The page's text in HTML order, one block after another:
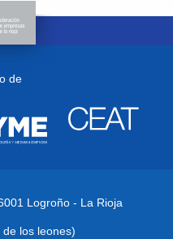
de
Logroño - La Rioja
los leones)